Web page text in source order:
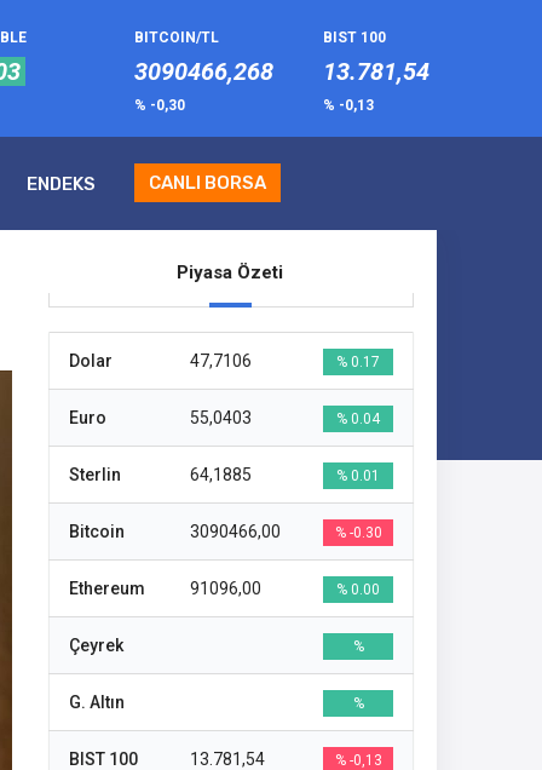
BITCOIN/TL
3090466,268
% -0,30
BIST 100
13.781,54
% -0,13
ENDEKS CANLI BORSA
Piyasa Özeti
Dolar 47,7106 % 0.17
Euro 55,0403 % 0.04
Sterlin 64,1885 % 0.01
Bitcoin 3090466,00 % -0.30
Ethereum 91096,00 % 0.00
Çeyrek %
G. Altın %
BIST 100 13.781,54 % -0,13